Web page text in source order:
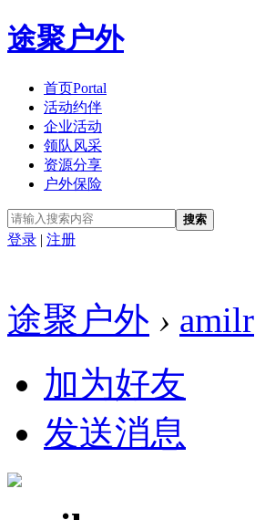
途聚户外
首页Portal
活动约伴
企业活动
领队风采
资源分享
户外保险
搜索
登录 | 注册
途聚户外 › amilr
加为好友
发送消息